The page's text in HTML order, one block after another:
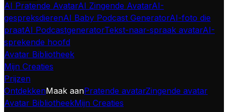
AI Pratende AvatarAI Zingende AvatarAI-
gespreksdierenAI Baby Podcast GeneratorAI-foto die
praatAI PodcastgeneratorTekst-naar-spraak avatarAI-
sprekende hoofd
Avatar Bibliotheek
Mijn Creaties
Prijzen
OntdekkenMaak aanPratende avatarZingende avatar
Avatar BibliotheekMijn Creaties